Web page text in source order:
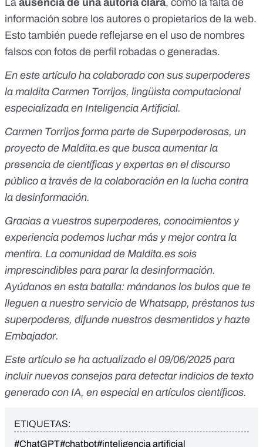
La ausencia de una autoría clara, como la falta de
información sobre los autores o propietarios de la web.
Esto también puede reflejarse en el uso de nombres
falsos con fotos de perfil robadas o generadas.
En este artículo ha colaborado con sus superpoderes
la maldita Carmen Torrijos, lingüista computacional
especializada en Inteligencia Artificial.
Carmen Torrijos forma parte de Superpoderosas, un
proyecto de Maldita.es que busca aumentar la
presencia de científicas y expertas en el discurso
público a través de la colaboración en la lucha contra
la desinformación.
Gracias a vuestros superpoderes, conocimientos y
experiencia podemos luchar más y mejor contra la
mentira. La comunidad de Maldita.es sois
imprescindibles para parar la desinformación.
Ayúdanos en esta batalla: mándanos los bulos que te
lleguen a nuestro servicio de Whatsapp, préstanos tus
superpoderes, difunde nuestros desmentidos yhazte
Embajador.
Este artículo se ha actualizado el 09/06/2025 para
incluir nuevos consejos para detectar indicios de texto
generado con IA, en especial en artículos científicos.
ETIQUETAS:
#ChatGPT#chatbot#inteligencia artificial